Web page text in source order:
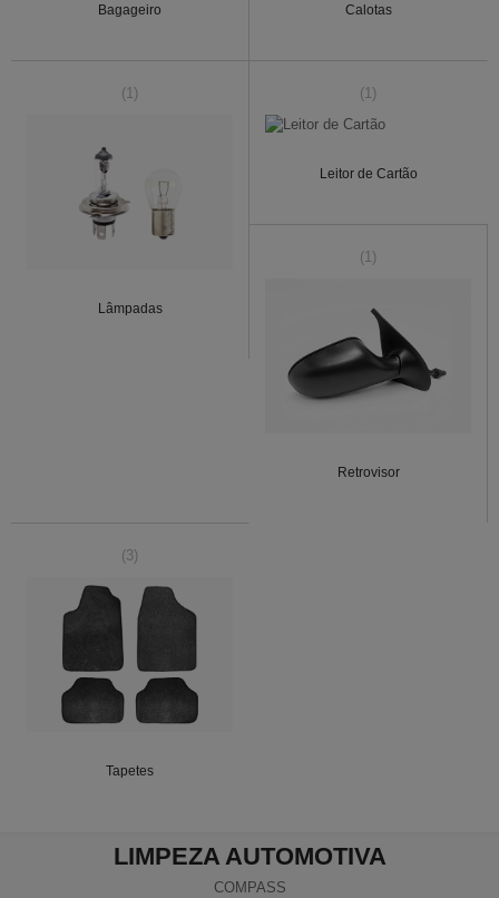
Bagageiro Calotas
(1)
Lâmpadas
(1)
Leitor de Cartão
(1)
Retrovisor
(3)
Tapetes
LIMPEZA AUTOMOTIVA
COMPASS